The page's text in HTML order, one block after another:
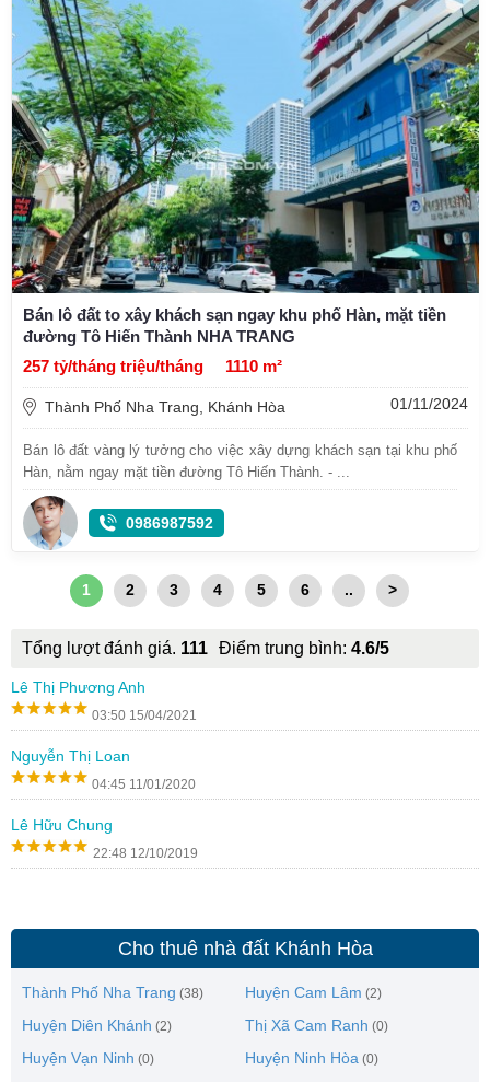
Bán lô đất to xây khách sạn ngay khu phố Hàn, mặt tiền
đường Tô Hiến Thành NHA TRANG
257 tỷ/tháng triệu/tháng
1110 m²
Thành Phố Nha Trang, Khánh Hòa 01/11/2024
Bán lô đất vàng lý tưởng cho việc xây dựng khách sạn tại khu phố
Hàn, nằm ngay mặt tiền đường Tô Hiến Thành. - ...
0986987592
1 2 3 4 5 6 .. >
Tổng lượt đánh giá. 111 Điểm trung bình: 4.6/5
Lê Thị Phương Anh
03:50 15/04/2021
Nguyễn Thị Loan
04:45 11/01/2020
Lê Hữu Chung
22:48 12/10/2019
Cho thuê nhà đất Khánh Hòa
Thành Phố Nha Trang (38) Huyện Cam Lâm (2)
Huyện Diên Khánh (2) Thị Xã Cam Ranh (0)
Huyện Vạn Ninh (0) Huyện Ninh Hòa (0)